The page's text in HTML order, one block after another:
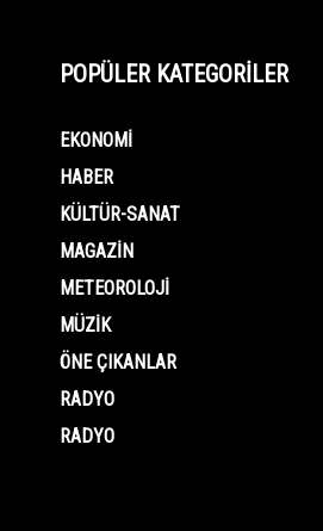
POPÜLER KATEGORİLER
EKONOMI
HABER
KÜLTÜR-SANAT
MAGAZIN
METEOROLOJI
MÜZIK
ÖNE ÇIKANLAR
RADYO
RADYO